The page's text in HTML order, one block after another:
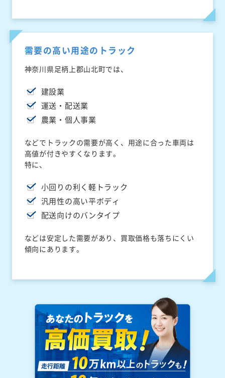
需要の高い用途のトラック
神奈川県足柄上郡山北町では、
建設業
運送・配送業
農業・個人事業
などでトラックの需要が高く、用途に合った車両は
高値が付きやすくなります。
特に、
小回りの利く軽トラック
汎用性の高い平ボディ
配送向けのバンタイプ
などは安定した需要があり、買取価格も落ちにくい
傾向にあります。